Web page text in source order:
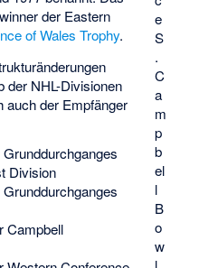
e
S
.
C
a
m
p
b
el
l
B
o
w
der Eastern
of Wales Trophy.
der NHL-Divisionen
auch der Empfänger
Division
Campbell